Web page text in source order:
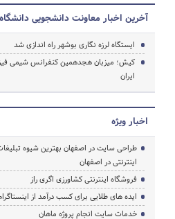
آخرین اخبار معاونت دانشجویی
ایستگاه‌ لرزه ‌نگاری بوشهر راه اندازی شد
کیش؛ میزبان هجدهمین کنفرانس شیمی
ایران
اخبار ویژه
طراحی سایت در اصفهان بهترین شیوه
اینترنتی در اصفهان
فروشگاه اینترنتی کشاورزی اگری راز
ایده های طلایی برای کسب درآمد از
خدمات سایت انجام پروژه ماهان